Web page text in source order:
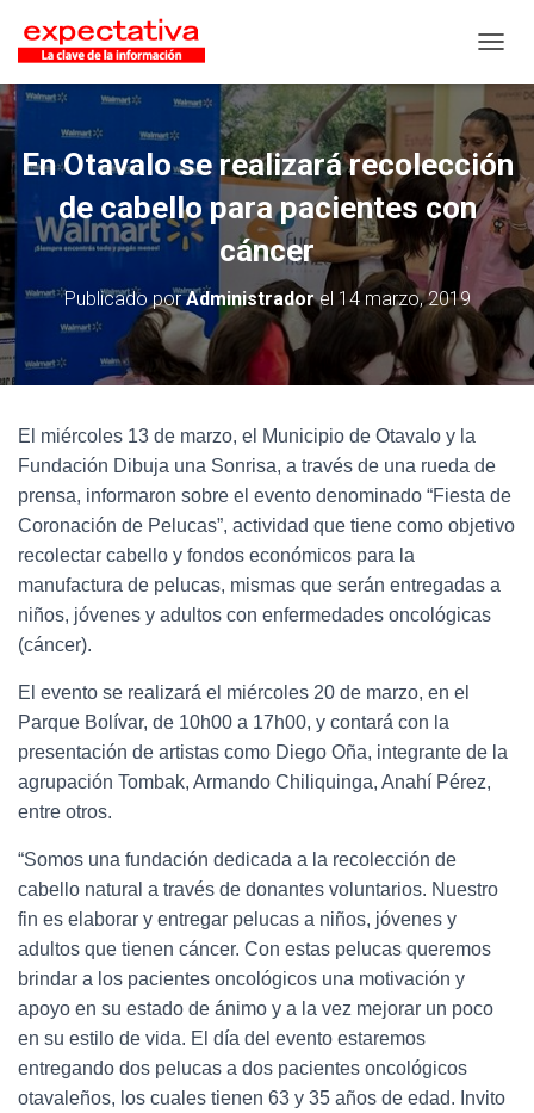
En Otavalo se realizará recolección
de cabello para pacientes con
cáncer
Publicado porAdministradorel 14 marzo, 2019
El miércoles 13 de marzo, el Municipio de Otavalo y la
Fundación Dibuja una Sonrisa, a través de una rueda de
prensa, informaron sobre el evento denominado “Fiesta de
Coronación de Pelucas”, actividad que tiene como objetivo
recolectar cabello y fondos económicos para la
manufactura de pelucas, mismas que serán entregadas a
niños, jóvenes y adultos con enfermedades oncológicas
(cáncer).
El evento se realizará el miércoles 20 de marzo, en el
Parque Bolívar, de 10h00 a 17h00, y contará con la
presentación de artistas como Diego Oña, integrante de la
agrupación Tombak, Armando Chiliquinga, Anahí Pérez,
entre otros.
“Somos una fundación dedicada a la recolección de
cabello natural a través de donantes voluntarios. Nuestro
fin es elaborar y entregar pelucas a niños, jóvenes y
adultos que tienen cáncer. Con estas pelucas queremos
brindar a los pacientes oncológicos una motivación y
apoyo en su estado de ánimo y a la vez mejorar un poco
en su estilo de vida. El día del evento estaremos
entregando dos pelucas a dos pacientes oncológicos
otavaleños, los cuales tienen 63 y 35 años de edad. Invito